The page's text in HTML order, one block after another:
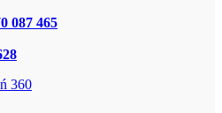
087 465
360